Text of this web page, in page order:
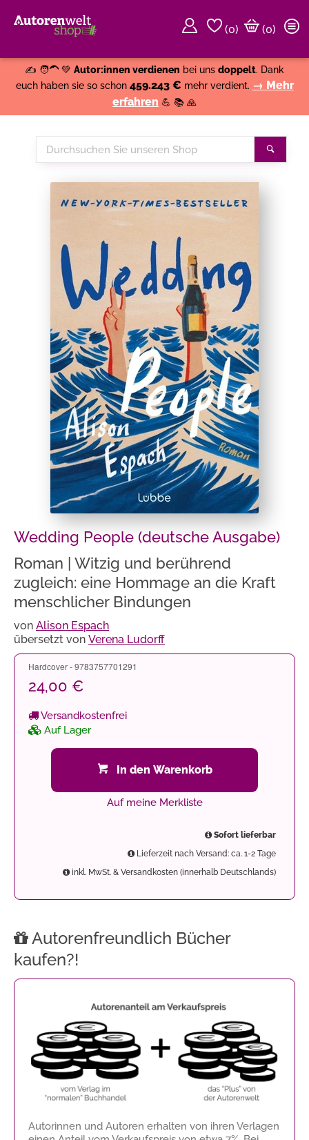
(0)
(0)
✍️ 🧑‍🦱 💚 Autor:innen verdienen bei uns doppelt. Dank
euch haben sie so schon 459.243 € mehr verdient. → Mehr
erfahren 💪 📚 🙏
Durchsuchen
Sie
Wedding People (deutsche Ausgabe)
Roman | Witzig und berührend
zugleich: eine Hommage an die Kraft
menschlicher Bindungen
von Alison Espach
übersetzt von Verena Ludorff
Hardcover - 9783757701291
24,00 €
Versandkostenfrei
Auf Lager
In den Warenkorb
Auf meine Merkliste
Sofort lieferbar
Lieferzeit nach Versand: ca. 1-2 Tage
inkl. MwSt. & Versandkosten (innerhalb Deutschlands)
Autorenfreundlich Bücher
kaufen?!
Autorinnen und Autoren erhalten von ihren Verlagen